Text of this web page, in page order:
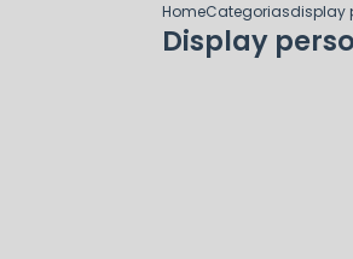
HomeCategoriasdisplay
Display